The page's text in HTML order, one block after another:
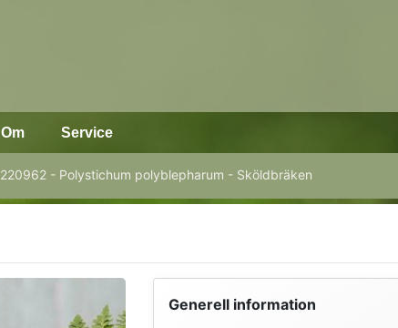
Om Service
220962 - Polystichum polyblepharum - Sköldbräken
Generell information